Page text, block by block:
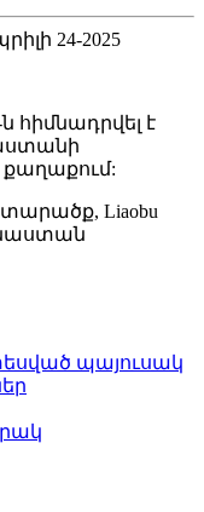
24-2025
ն հիմնադրվել է
Liaobu
պայուսակ